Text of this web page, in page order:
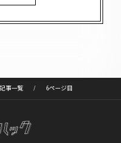
事一覧 6ページ目